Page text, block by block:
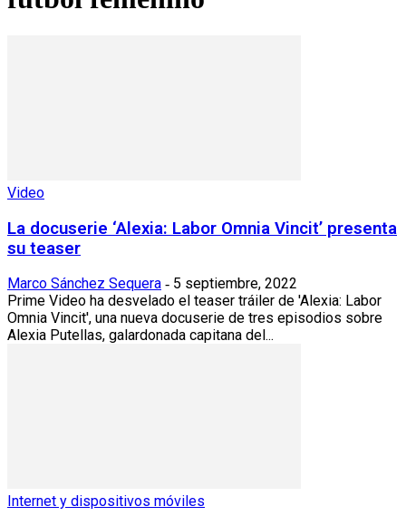
Video
La docuserie ‘Alexia: Labor Omnia Vincit’ presenta
su teaser
Marco Sánchez Sequera - 5 septiembre, 2022
Prime Video ha desvelado el teaser tráiler de 'Alexia: Labor
Omnia Vincit', una nueva docuserie de tres episodios sobre
Alexia Putellas, galardonada capitana del...
Internet y dispositivos móviles